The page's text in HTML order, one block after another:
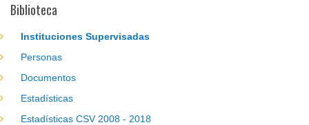
Biblioteca
Instituciones Supervisadas
Personas
Documentos
Estadísticas
Estadísticas CSV 2008 - 2018